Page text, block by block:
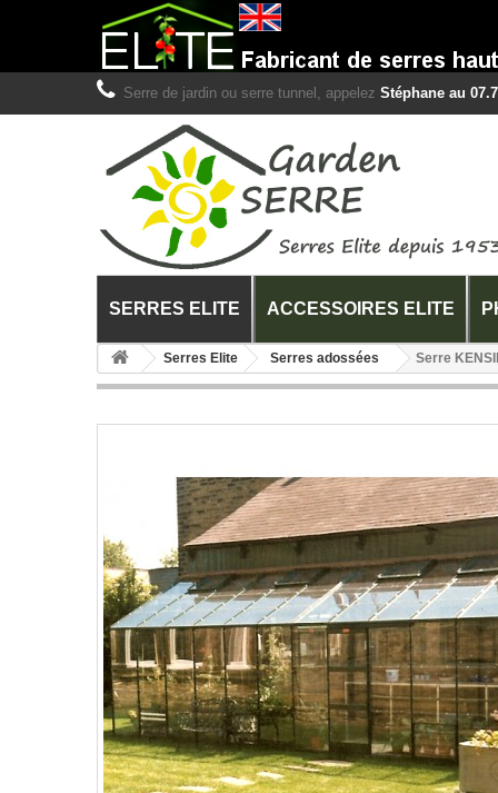
Serre de jardin ou serre tunnel, appelez Stéphane au
SERRES ELITE ACCESSOIRES ELITE
Serres Elite Serres adossées Serre